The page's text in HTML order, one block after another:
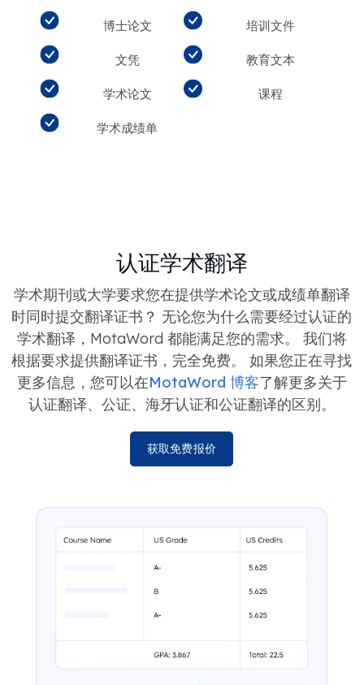
博士论文
文凭
学术论文
学术成绩单
培训文件
教育文本
课程
认证学术翻译
学术期刊或大学要求您在提供学术论文或成绩单翻译
时同时提交翻译证书？ 无论您为什么需要经过认证的
学术翻译，MotaWord 都能满足您的需求。 我们将
根据要求提供翻译证书，完全免费。 如果您正在寻找
更多信息，您可以在MotaWord 博客了解更多关于
认证翻译、公证、海牙认证和公证翻译的区别。
获取免费报价